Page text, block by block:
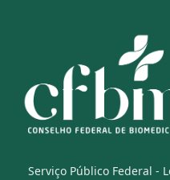
Serviço Público Federal -